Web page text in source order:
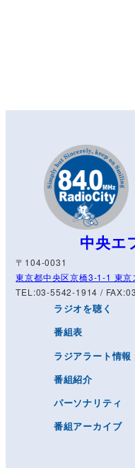
中央エ
〒104-0031
東京都中央区京橋3-1-1 東
TEL:03-5542-1914 /
ラジオを聴く
番組表
ラジアラート情報
番組紹介
パーソナリティ
番組アーカイブ